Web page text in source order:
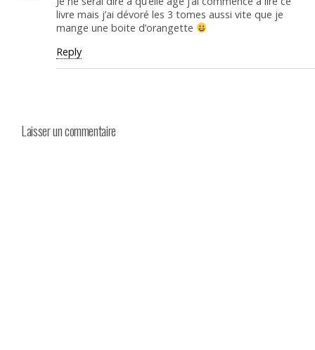
livre mais j’ai dévoré les 3 tomes aussi vite que je
mange une boite d’orangette
Reply
Laisser un commentaire